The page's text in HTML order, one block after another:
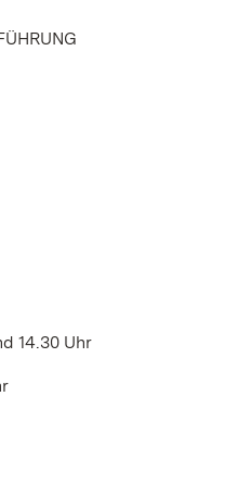
14.30 Uhr